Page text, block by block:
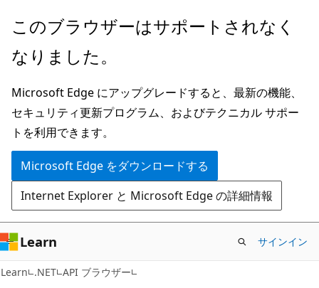
メ
ン
ン
テ
ン
ツ
に
ス
キ
ッ
プ
ペ
ジ
ナ
ビ
ゲ
ー
シ
ョ
ン
に
ス
キ
このブラウザーはサポートされなく
なりました。
Microsoft Edge にアップグレードすると、最新の機能、
セキュリティ更新プログラム、およびテクニカル サポー
トを利用できます。
Microsoft Edge をダウンロードする
Internet Explorer と Microsoft Edge の詳細情報
Learn サインイン
Learn .NET API ブラウザー